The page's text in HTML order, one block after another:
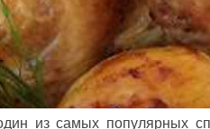
из самых популярных